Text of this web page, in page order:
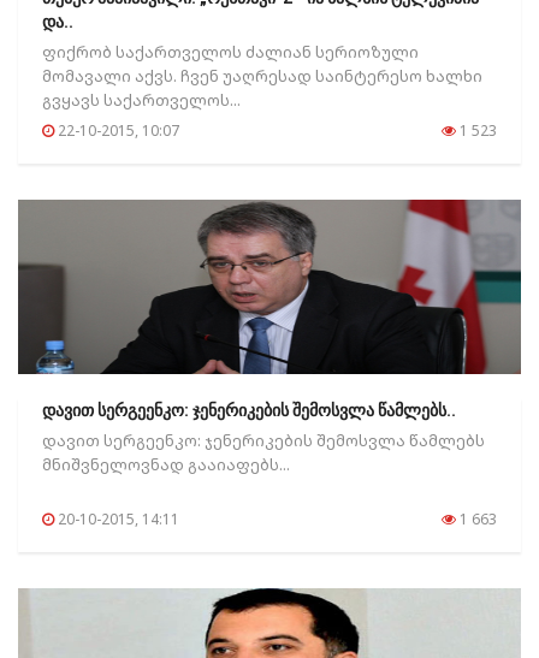
და..
ფიქრობ საქართველოს ძალიან სერიოზული
მომავალი აქვს. ჩვენ უაღრესად საინტერესო ხალხი
გვყავს საქართველოს...
22-10-2015, 10:07 1 523
დავით სერგეენკო: ჯენერიკების შემოსვლა წამლებს..
დავით სერგეენკო: ჯენერიკების შემოსვლა წამლებს
მნიშვნელოვნად გააიაფებს...
20-10-2015, 14:11 1 663